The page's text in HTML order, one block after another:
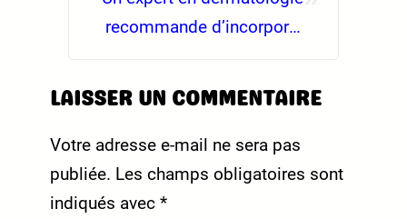
recommande d’incorporer
rituel de beauté
LAISSER UN COMMENTAIRE
Votre adresse e-mail ne sera pas
publiée. Les champs obligatoires sont
indiqués avec *